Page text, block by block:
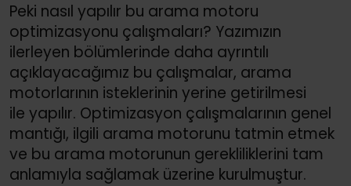
Peki nasıl yapılır bu arama motoru
optimizasyonu çalışmaları? Yazımızın
ilerleyen bölümlerinde daha ayrıntılı
açıklayacağımız bu çalışmalar, arama
motorlarının isteklerinin yerine getirilmesi
ile yapılır. Optimizasyon çalışmalarının genel
mantığı, ilgili arama motorunu tatmin etmek
ve bu arama motorunun gerekliliklerini tam
anlamıyla sağlamak üzerine kurulmuştur.